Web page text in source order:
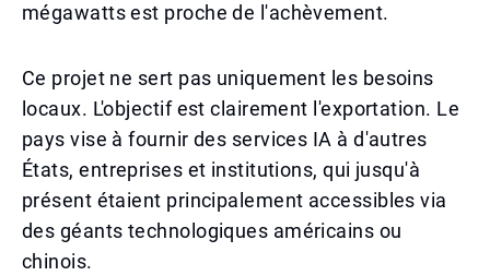
mégawatts est proche de l'achèvement.
Ce projet ne sert pas uniquement les besoins
locaux. L'objectif est clairement l'exportation. Le
pays vise à fournir des services IA à d'autres
États, entreprises et institutions, qui jusqu'à
présent étaient principalement accessibles via
des géants technologiques américains ou
chinois.